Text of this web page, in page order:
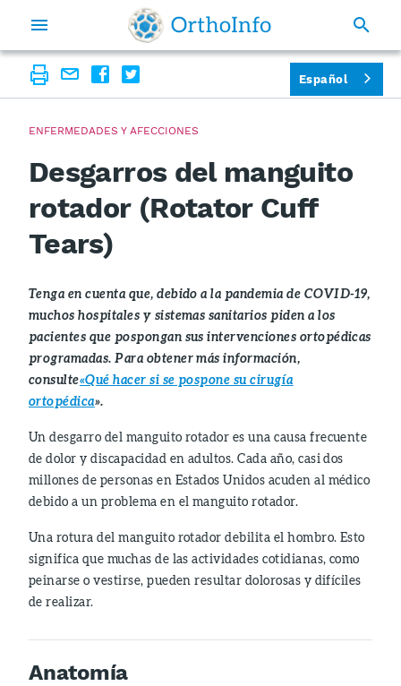
ENFERMEDADES Y AFECCIONES
Desgarros del manguito
rotador (Rotator Cuff
Tears)
Tenga en cuenta que, debido a la pandemia de COVID-19,
muchos hospitales y sistemas sanitarios piden a los
pacientes que pospongan sus intervenciones ortopédicas
programadas. Para obtener más información,
consulte«Qué hacer si se pospone su cirugía
ortopédica».
Un desgarro del manguito rotador es una causa frecuente
de dolor y discapacidad en adultos. Cada año, casi dos
millones de personas en Estados Unidos acuden al médico
debido a un problema en el manguito rotador.
Una rotura del manguito rotador debilita el hombro. Esto
significa que muchas de las actividades cotidianas, como
peinarse o vestirse, pueden resultar dolorosas y difíciles
de realizar.
Anatomía
Español